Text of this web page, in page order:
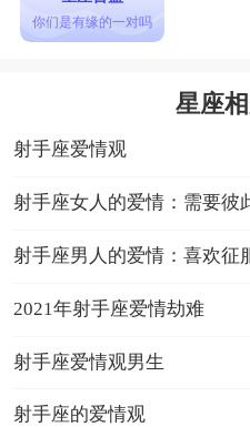
你们是有缘的一对吗
星座
射手座爱情观
射手座女人的爱情：需要彼
射手座男人的爱情：喜欢征
2021年射手座爱情劫难
射手座爱情观男生
射手座的爱情观